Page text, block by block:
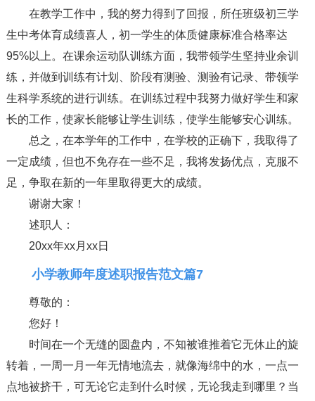
在教学工作中，我的努力得到了回报，所任班级初三学
生中考体育成绩喜人，初一学生的体质健康标准合格率达
95%以上。在课余运动队训练方面，我带领学生坚持业余训
练，并做到训练有计划、阶段有测验、测验有记录、带领学
生科学系统的进行训练。在训练过程中我努力做好学生和家
长的工作，使家长能够让学生训练，使学生能够安心训练。
总之，在本学年的工作中，在学校的正确下，我取得了
一定成绩，但也不免存在一些不足，我将发扬优点，克服不
足，争取在新的一年里取得更大的成绩。
谢谢大家！
述职人：
20xx年xx月xx日
小学教师年度述职报告范文篇7
尊敬的：
您好！
时间在一个无缝的圆盘内，不知被谁推着它无休止的旋
转着，一周一月一年无情地流去，就像海绵中的水，一点一
点地被挤干，可无论它走到什么时候，无论我走到哪里？当